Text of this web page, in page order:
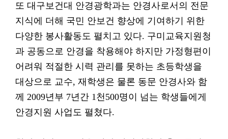
또 대구보건대 안경광학과는 안경사로서의 전문
지식에 더해 국민 안보건 향상에 기여하기 위한
다양한 봉사활동도 펼치고 있다. 구미교육지원청
과 공동으로 안경을 착용해야 하지만 가정형편이
어려워 적절한 시력 관리를 못하는 초등학생을
대상으로 교수, 재학생은 물론 동문 안경사와 함
께 2009년부 7년간 1천500명이 넘는 학생들에게
안경지원 사업도 펼쳤다.